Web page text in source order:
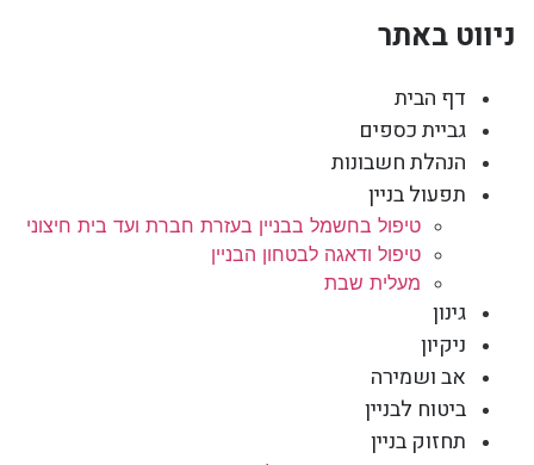
ניווט באתר
דף הבית
גביית כספים
הנהלת חשבונות
תפעול בניין
טיפול בחשמל בבניין בעזרת חברת ועד בית חיצוני
טיפול ודאגה לבטחון הבניין
מעלית שבת
גינון
ניקיון
אב ושמירה
ביטוח לבניין
תחזוק בניין